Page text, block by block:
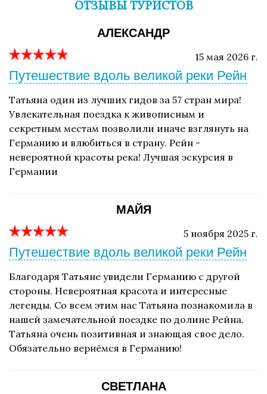
ОТЗЫВЫ ТУРИСТОВ
АЛЕКСАНДР
15 мая 2026 г.
Путешествие вдоль великой реки Рейн
Татьяна один из лучших гидов за 57 стран мира!
Увлекательная поездка к живописным и
секретным местам позволили иначе взглянуть на
Германию и влюбиться в страну. Рейн -
невероятной красоты река! Лучшая эскурсия в
Германии
МАЙЯ
5 ноября 2025 г.
Путешествие вдоль великой реки Рейн
Благодаря Татьяне увидели Германию с другой
стороны. Невероятная красота и интересные
легенды. Со всем этим нас Татьяна познакомила в
нашей замечательной поездке по долине Рейна.
Татьяна очень позитивная и знающая свое дело.
Обязательно вернёмся в Германию!
СВЕТЛАНА